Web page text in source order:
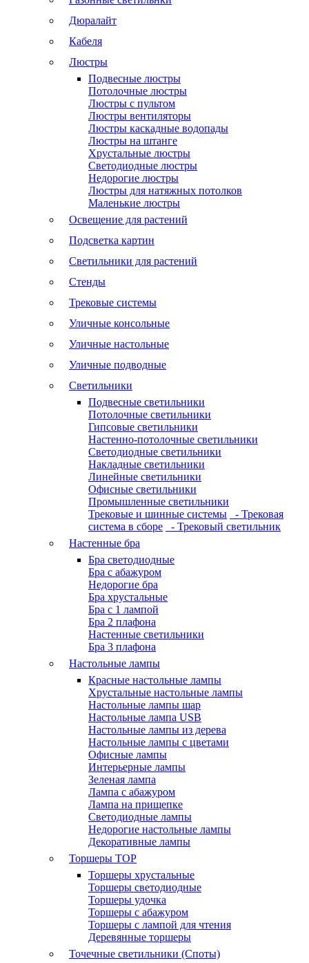
Дюралайт
Кабеля
Люстры
Подвесные люстры
Потолочные люстры
Люстры с пультом
Люстры вентиляторы
Люстры каскадные водопады
Люстры на штанге
Хрустальные люстры
Светодиодные люстры
Недорогие люстры
Люстры для натяжных потолков
Маленькие люстры
Освещение для растений
Подсветка картин
Светильники для растений
Стенды
Трековые системы
Уличные консольные
Уличные настольные
Уличные подводные
Светильники
Подвесные светильники
Потолочные светильники
Гипсовые светильники
Настенно-потолочные светильники
Светодиодные светильники
Накладные светильники
Линейные светильники
Офисные светильники
Промышленные светильники
Трековые и шинные системы
- Трековая
система в сборе
- Трековый светильник
Настенные бра
Бра светодиодные
Бра с абажуром
Недорогие бра
Бра хрустальные
Бра с 1 лампой
Бра 2 плафона
Настенные светильники
Бра 3 плафона
Настольные лампы
Красные настольные лампы
Хрустальные настольные лампы
Настольные лампы шар
Настольные лампа USB
Настольные лампы из дерева
Настольные лампы с цветами
Офисные лампы
Интерьерные лампы
Зеленая лампа
Лампа с абажуром
Лампа на прищепке
Светодиодные лампы
Недорогие настольные лампы
Декоративные лампы
Торшеры TOP
Торшеры хрустальные
Торшеры светодиодные
Торшеры удочка
Торшеры с абажуром
Торшеры с лампой для чтения
Деревянные торшеры
Точечные светильники (Споты)